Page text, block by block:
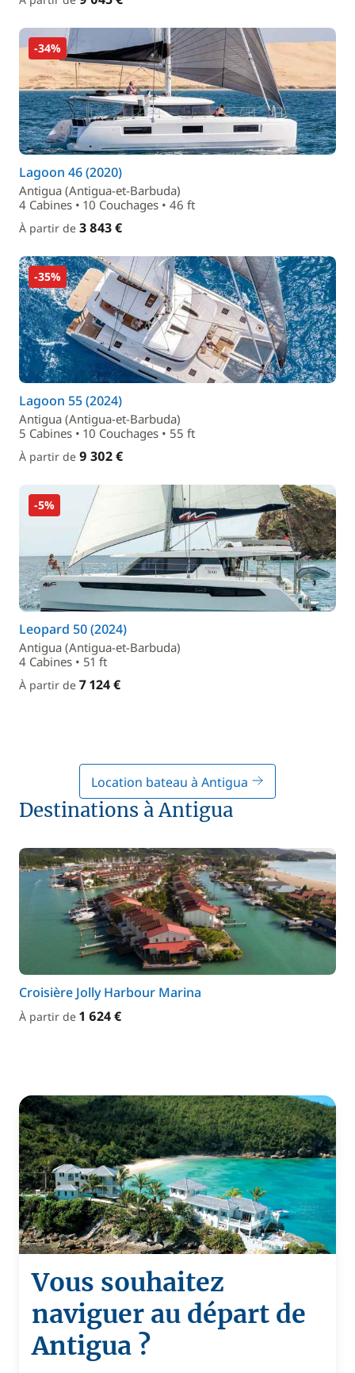
-34%
Lagoon 46 (2020)
Antigua (Antigua-et-Barbuda)
4 Cabines • 10 Couchages • 46 ft
À partir de 3 843 €
-35%
Lagoon 55 (2024)
Antigua (Antigua-et-Barbuda)
5 Cabines • 10 Couchages • 55 ft
À partir de 9 302 €
-5%
Leopard 50 (2024)
Antigua (Antigua-et-Barbuda)
4 Cabines • 51 ft
À partir de 7 124 €
Location bateau à Antigua
Destinations à Antigua
Croisière Jolly Harbour Marina
À partir de 1 624 €
Vous souhaitez
naviguer au départ de
Antigua ?